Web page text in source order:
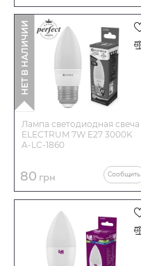
Лампа светодиодная свеча
ELECTRUM 7W E27 3000K
A-LC-1860
80 грн Сообщить
НЕТ В НАЛИЧИИ